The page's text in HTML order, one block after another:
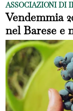
ASSOCIAZIONI DI
Vendemmia
nel Barese e